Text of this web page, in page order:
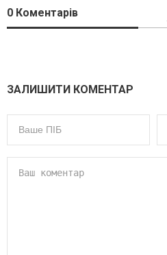
0 Коментарів
ЗАЛИШИТИ КОМЕНТАР